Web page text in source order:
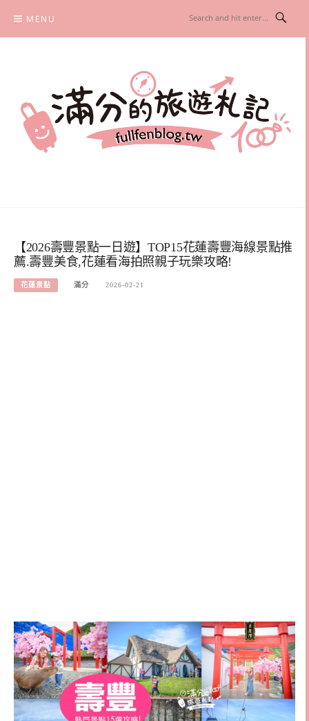
content
MENU
【2026壽豐景點一日遊】TOP15花蓮壽豐海線景點推
薦.壽豐美食,花蓮看海拍照親子玩樂攻略!
花蓮景點 滿分 2026-02-21